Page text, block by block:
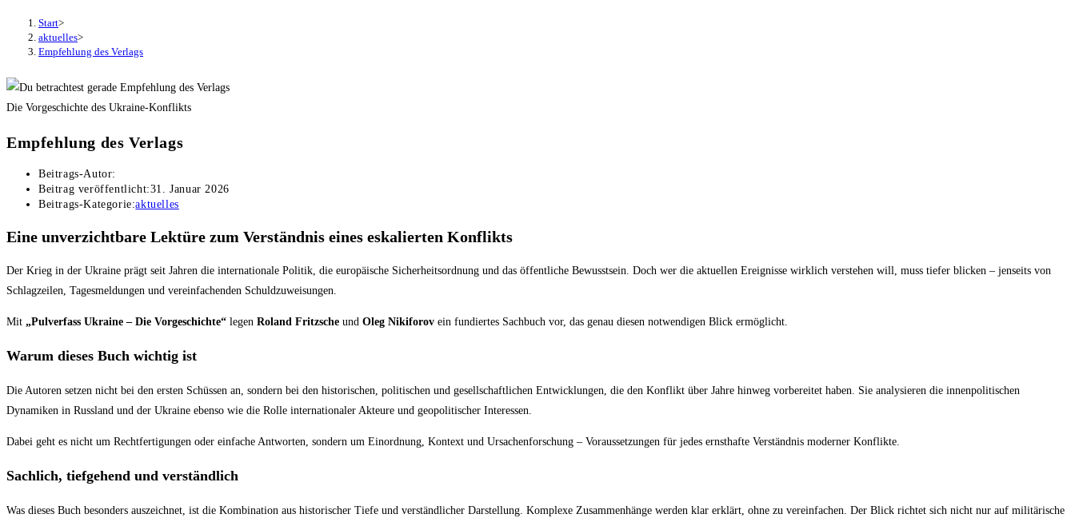
Start>
aktuelles>
Empfehlung des Verlags
Die Vorgeschichte des Ukraine-Konflikts
Empfehlung des Verlags
Beitrags-Autor:
Beitrag veröffentlicht:31. Januar 2026
Beitrags-Kategorie:aktuelles
Eine unverzichtbare Lektüre zum Verständnis eines eskalierten Konflikts
Der Krieg in der Ukraine prägt seit Jahren die internationale Politik, die europäische Sicherheitsordnung und das öffentliche Bewusstsein. Doch wer die aktuellen Ereignisse wirklich verstehen will, muss tiefer blicken – jenseits von
Schlagzeilen, Tagesmeldungen und vereinfachenden Schuldzuweisungen.
Mit „Pulverfass Ukraine – Die Vorgeschichte“ legen Roland Fritzsche und Oleg Nikiforov ein fundiertes Sachbuch vor, das genau diesen notwendigen Blick ermöglicht.
Warum dieses Buch wichtig ist
Die Autoren setzen nicht bei den ersten Schüssen an, sondern bei den historischen, politischen und gesellschaftlichen Entwicklungen, die den Konflikt über Jahre hinweg vorbereitet haben. Sie analysieren die innenpolitischen
Dynamiken in Russland und der Ukraine ebenso wie die Rolle internationaler Akteure und geopolitischer Interessen.
Dabei geht es nicht um Rechtfertigungen oder einfache Antworten, sondern um Einordnung, Kontext und Ursachenforschung – Voraussetzungen für jedes ernsthafte Verständnis moderner Konflikte.
Sachlich, tiefgehend und verständlich
Was dieses Buch besonders auszeichnet, ist die Kombination aus historischer Tiefe und verständlicher Darstellung. Komplexe Zusammenhänge werden klar erklärt, ohne zu vereinfachen. Der Blick richtet sich nicht nur auf militärische